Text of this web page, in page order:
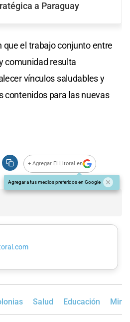
a Paraguay
el trabajo conjunto entre
comunidad resulta
vínculos saludables y
contenidos para las nuevas
+ Agregar El Litoral en
Agregar a tus medios preferidos en Google
Salud Educación